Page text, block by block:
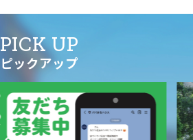
PICK UP
ピックアップ